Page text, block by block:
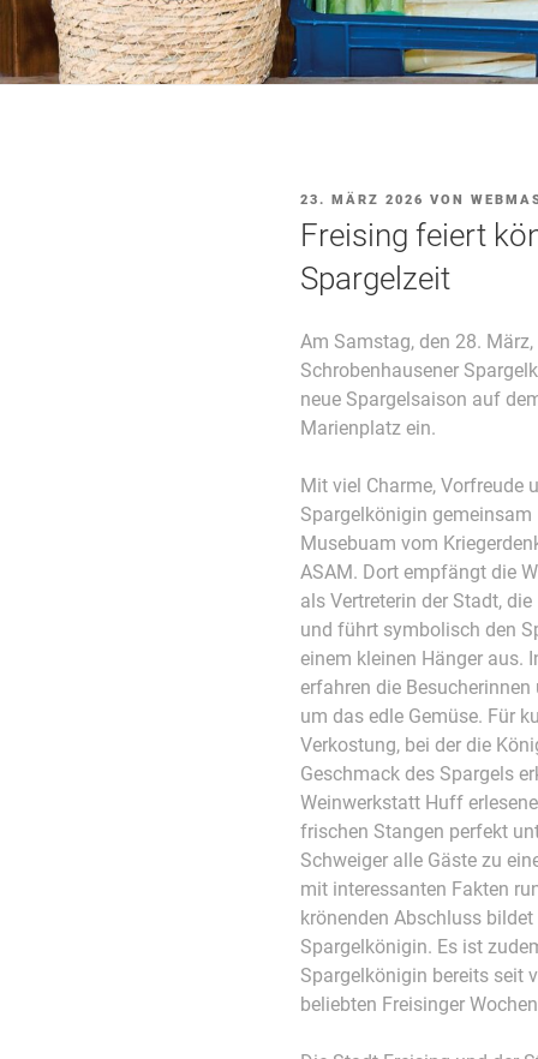
VERÖFFENTLICHT
23. MÄRZ 2026 VON
Freising feiert
Spargelzeit
Am Samstag, den 28.
Schrobenhausener
neue Spargelsaison auf
Marienplatz ein.
Mit viel Charme, Vorfreude
Spargelkönigin
Musebuam vom
ASAM. Dort empfängt die
als Vertreterin der Stadt,
und führt symbolisch den
einem kleinen Hänger aus.
erfahren die
um das edle Gemüse. Für
Verkostung, bei der die
Geschmack des Spargels
Weinwerkstatt Huff
frischen Stangen perfekt
Schweiger alle Gäste zu
mit interessanten Fakten
krönenden Abschluss
Spargelkönigin. Es ist
Spargelkönigin bereits seit
beliebten Freisinger